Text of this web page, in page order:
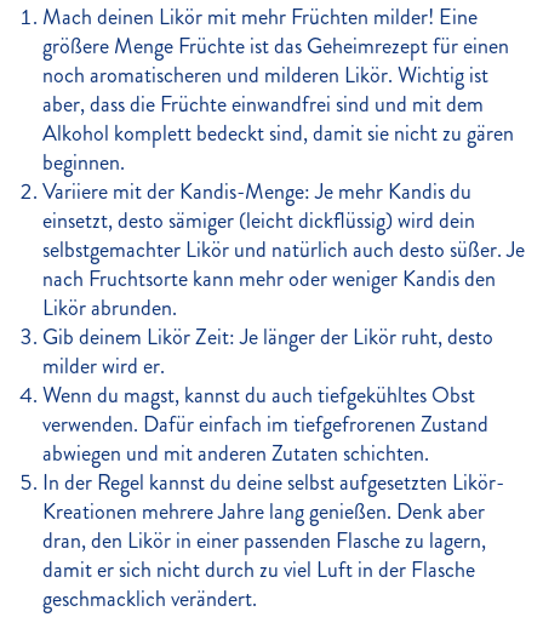
Mach deinen Likör mit mehr Früchten milder! Eine
größere Menge Früchte ist das Geheimrezept für einen
noch aromatischeren und milderen Likör. Wichtig ist
aber, dass die Früchte einwandfrei sind und mit dem
Alkohol komplett bedeckt sind, damit sie nicht zu gären
beginnen.
Variiere mit der Kandis-Menge: Je mehr Kandis du
einsetzt, desto sämiger (leicht dickflüssig) wird dein
selbstgemachter Likör und natürlich auch desto süßer. Je
nach Fruchtsorte kann mehr oder weniger Kandis den
Likör abrunden.
Gib deinem Likör Zeit: Je länger der Likör ruht, desto
milder wird er.
Wenn du magst, kannst du auch tiefgekühltes Obst
verwenden. Dafür einfach im tiefgefrorenen Zustand
abwiegen und mit anderen Zutaten schichten.
In der Regel kannst du deine selbst aufgesetzten Likör-
Kreationen mehrere Jahre lang genießen. Denk aber
dran, den Likör in einer passenden Flasche zu lagern,
damit er sich nicht durch zu viel Luft in der Flasche
geschmacklich verändert.